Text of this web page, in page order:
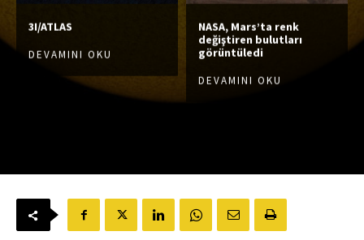
3I/ATLAS
DEVAMINI OKU
NASA, Mars’ta renk
değiştiren bulutları
görüntüledi
DEVAMINI OKU